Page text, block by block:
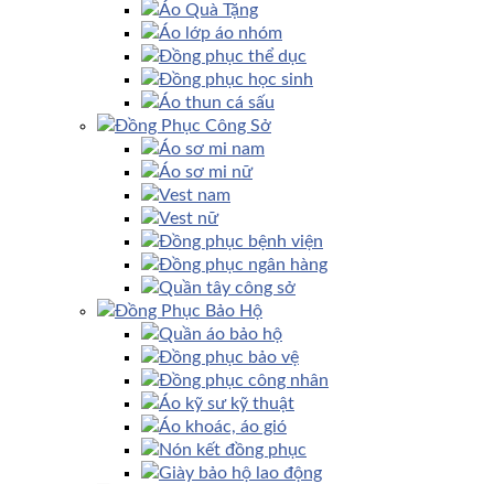
Áo Quà Tặng
Áo lớp áo nhóm
Đồng phục thể dục
Đồng phục học sinh
Áo thun cá sấu
Đồng Phục Công Sở
Áo sơ mi nam
Áo sơ mi nữ
Vest nam
Vest nữ
Đồng phục bệnh viện
Đồng phục ngân hàng
Quần tây công sở
Đồng Phục Bảo Hộ
Quần áo bảo hộ
Đồng phục bảo vệ
Đồng phục công nhân
Áo kỹ sư kỹ thuật
Áo khoác, áo gió
Nón kết đồng phục
Giày bảo hộ lao động